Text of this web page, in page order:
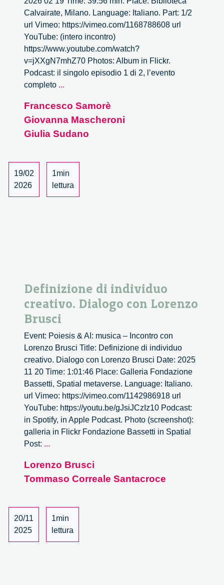
Calvairate, Milano. Language: Italiano. Part: 1/2
url Vimeo: https://vimeo.com/1168788608 url
YouTube: (intero incontro)
https://www.youtube.com/watch?
v=jXXgN7mhZ70 Photos: Album in Flickr.
Podcast: il singolo episodio 1 di 2, l’evento
completo ...
natura
dell’intelligenza
artificiale
Francesco Samorè
Giovanna Mascheroni
Giulia Sudano
19/02
2026
1min
lettura
Definizione di individuo
creativo. Dialogo con Lorenzo
Brusci
Event: Poiesis & AI: musica – Incontro con
Lorenzo Brusci Title: Definizione di individuo
creativo. Dialogo con Lorenzo Brusci Date: 2025
11 20 Time: 1:01:46 Place: Galleria Fondazione
Bassetti, Spatial metaverse. Language: Italiano.
url Vimeo: https://vimeo.com/1142986918 url
YouTube: https://youtu.be/gJsiJCzIz10 Podcast:
in Spotify, in Apple Podcast. Photo (screenshot):
galleria in Flickr Fondazione Bassetti in Spatial
Post: ...
individuo
creativo.
Lorenzo
Brusci
Lorenzo Brusci
Tommaso Correale Santacroce
20/11
2025
1min
lettura